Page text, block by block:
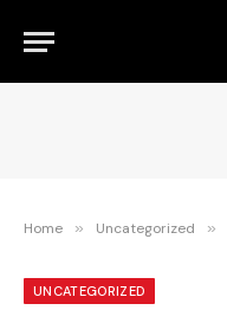
Home » Uncategorized »
UNCATEGORIZED